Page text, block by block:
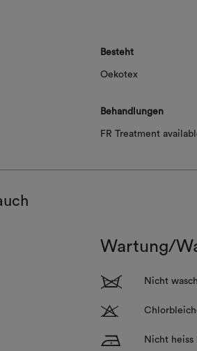
Besteht
Oekotex
Behandlungen
FR Treatment
Wartung/
1 Nicht
T
H Nicht heiss